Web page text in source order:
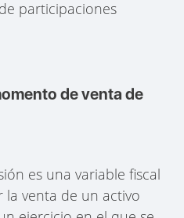
participaciones
de venta de
es una variable fiscal
venta de un activo